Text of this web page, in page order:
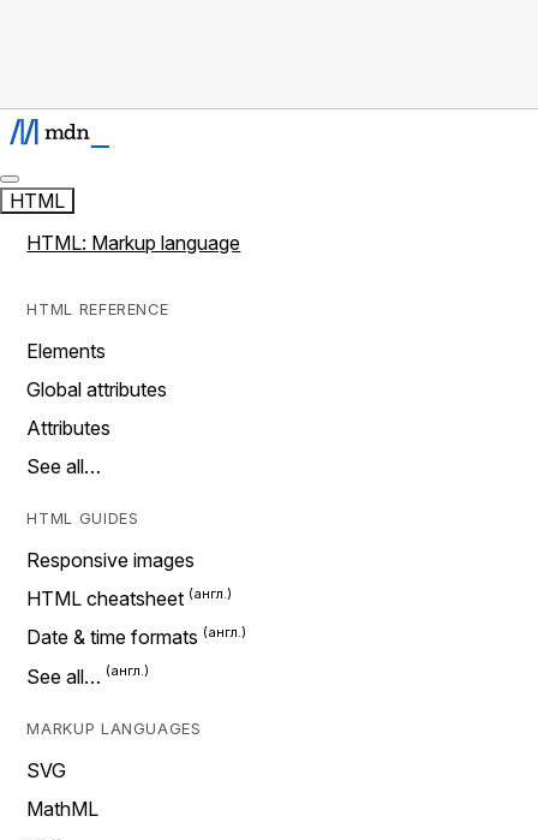
HTML
HTML: Markup language
HTML REFERENCE
Elements
Global attributes
Attributes
See all…
HTML GUIDES
Responsive images
HTML cheatsheet
Date & time formats
See all…
MARKUP LANGUAGES
SVG
MathML